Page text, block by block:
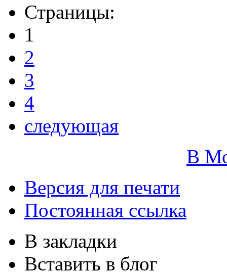
Страницы:
1
2
3
4
следующая
В
Версия для печати
Постоянная ссылка
В закладки
Вставить в блог